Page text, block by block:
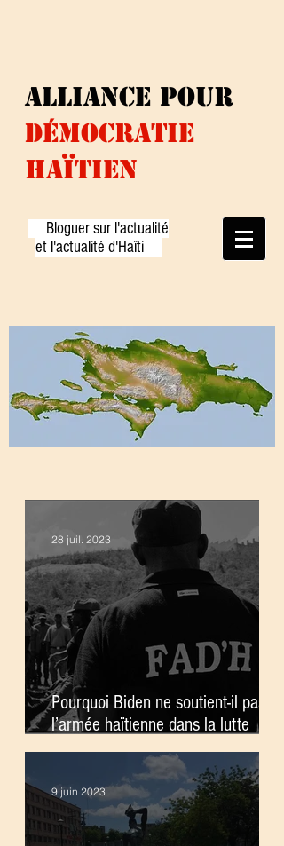
ALLIANCE pour
DÉMOCRATiE
HAÏTIEN
Bloguer sur l'actualité
et l'actualité d'Haïti
Pourquoi Biden ne soutient-il pas
l’armée haïtienne dans la lutte
contre les gangs ?
28 juil. 2023
9 juin 2023